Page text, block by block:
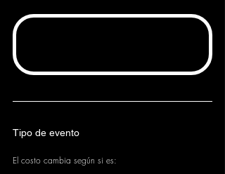
Tipo de evento
El costo cambia según si es: